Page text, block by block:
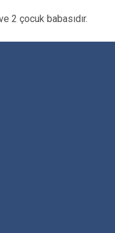
2 çocuk babasıdır.